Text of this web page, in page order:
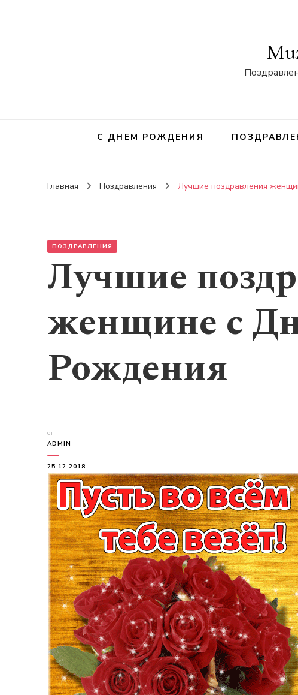
С ДНЕМ РОЖДЕНИЯ
Главная Поздравления Лучшие поздравления
ПОЗДРАВЛЕНИЯ
Лучшие
женщине с
Рождения
от
ADMIN
25.12.2018